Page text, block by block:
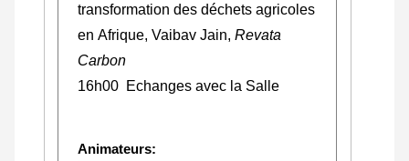
transformation des déchets agricoles
en Afrique, Vaibav Jain,Revata
Carbon
16h00 Echanges avec la Salle
Animateurs: